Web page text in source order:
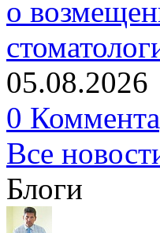
о
05.08.2026
0
Все
Блоги